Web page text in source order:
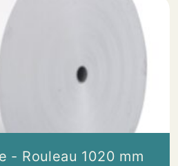
- Rouleau 1020 mm